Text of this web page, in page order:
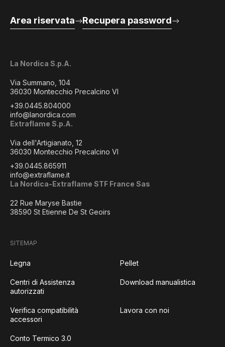
La Nordica S.p.A.
Via Summano, 104
36030 Montecchio Precalcino VI
+39.0445.804000
info@lanordica.com
Extraflame S.p.A.
Via dell'Artigianato, 12
36030 Montecchio Precalcino VI
+39.0445.865911
info@extraflame.it
La Nordica-Extraflame STF France Sas
22 Rue Maryse Bastie
38590 St Etienne De St Geoirs
Area riservata Recupera password
SITEMAP
Legna Pellet
Centri di Assistenza
autorizzati
Download manualistica
Verifica compatibilità
accessori
Lavora con noi
Conto Termico 3.0